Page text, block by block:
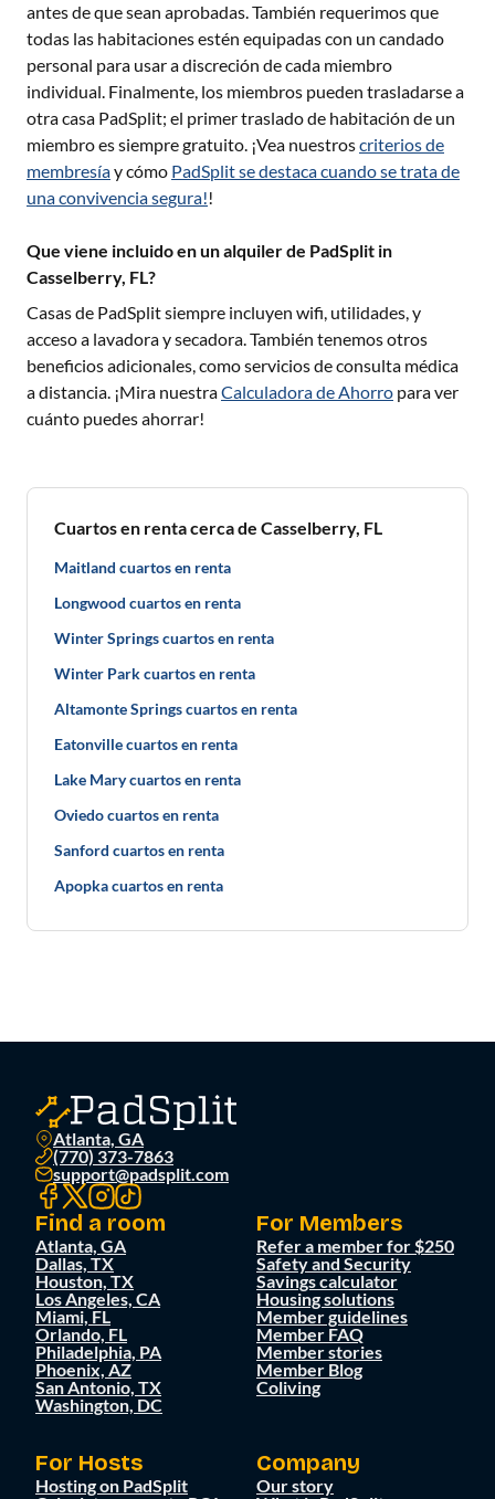
antes de que sean aprobadas. También requerimos que
todas las habitaciones estén equipadas con un candado
personal para usar a discreción de cada miembro
individual. Finalmente, los miembros pueden trasladarse a
otra casa PadSplit; el primer traslado de habitación de un
miembro es siempre gratuito. ¡Vea nuestroscriterios de
membresíay cómo PadSplit se destaca cuando se trata de
una convivencia segura!!
Que viene incluido en un alquiler de PadSplit in
Casselberry, FL?
Casas de PadSplit siempre incluyen wifi, utilidades, y
acceso a lavadora y secadora. También tenemos otros
beneficios adicionales, como servicios de consulta médica
a distancia. ¡Mira nuestraCalculadora de Ahorro para ver
cuánto puedes ahorrar!
Cuartos en renta cerca de Casselberry, FL
Maitland cuartos en renta
Longwood cuartos en renta
Winter Springs cuartos en renta
Winter Park cuartos en renta
Altamonte Springs cuartos en renta
Eatonville cuartos en renta
Lake Mary cuartos en renta
Oviedo cuartos en renta
Sanford cuartos en renta
Apopka cuartos en renta
Atlanta, GA
(770) 373-7863
support@padsplit.com
Find a room
Atlanta, GA
Dallas, TX
Houston, TX
Los Angeles, CA
Miami, FL
Orlando, FL
Philadelphia, PA
Phoenix, AZ
San Antonio, TX
Washington, DC
For Members
Refer a member for $250
Safety and Security
Savings calculator
Housing solutions
Member guidelines
Member FAQ
Member stories
Member Blog
Coliving
For Hosts
Hosting on PadSplit
Company
Our story